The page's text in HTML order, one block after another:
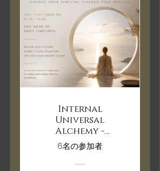
Internal
Universal
Alchemy -
Timeline
Shifting
6名の参加者